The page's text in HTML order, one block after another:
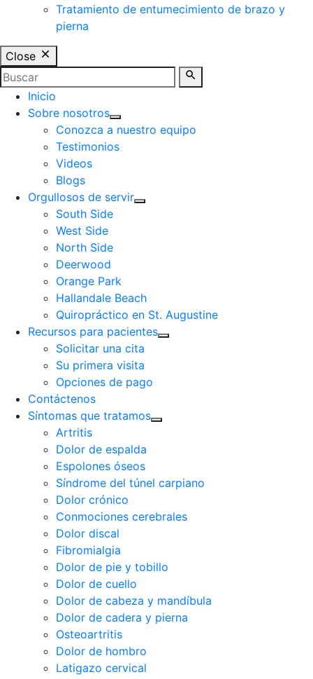
Tratamiento de entumecimiento de brazo y
pierna
Close
Inicio
Sobre nosotros
Conozca a nuestro equipo
Testimonios
Videos
Blogs
Orgullosos de servir
South Side
West Side
North Side
Deerwood
Orange Park
Hallandale Beach
Quiropráctico en St. Augustine
Recursos para pacientes
Solicitar una cita
Su primera visita
Opciones de pago
Contáctenos
Síntomas que tratamos
Artritis
Dolor de espalda
Espolones óseos
Síndrome del túnel carpiano
Dolor crónico
Conmociones cerebrales
Dolor discal
Fibromialgia
Dolor de pie y tobillo
Dolor de cuello
Dolor de cabeza y mandíbula
Dolor de cadera y pierna
Osteoartritis
Dolor de hombro
Latigazo cervical